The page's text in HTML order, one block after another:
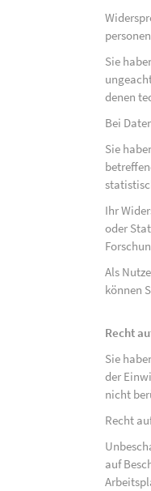
Sie
denen
Bei
Sie
Ihr
oder
Als
können
Recht
Sie
der
nicht
Recht
auf